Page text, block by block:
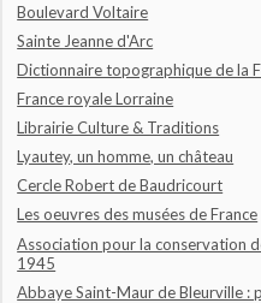
Boulevard Voltaire
Sainte Jeanne d'Arc
Dictionnaire topographique de la
France royale Lorraine
Librairie Culture & Traditions
Lyautey, un homme, un château
Cercle Robert de Baudricourt
Les oeuvres des musées de France
Association pour la conservation
1945
Abbaye Saint-Maur de Bleurville :